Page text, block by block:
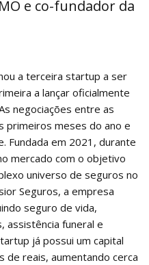
e co-fundador da
a terceira startup a ser
a lançar oficialmente
negociações entre as
primeiros meses do ano e
Fundada em 2021, durante
mercado com o objetivo
universo de seguros no
Seguros, a empresa
seguro de vida,
assistência funeral e
já possui um capital
de reais, aumentando cerca